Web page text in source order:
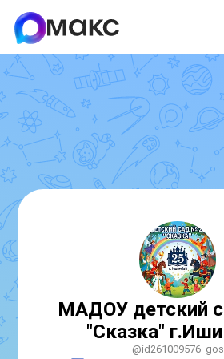
МАДОУ детский
"Сказка"
@id261009576_gos